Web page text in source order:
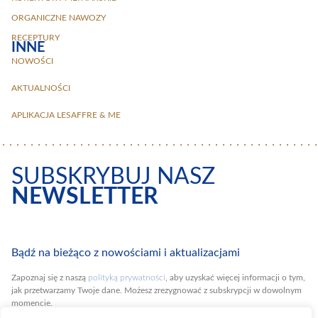
ORGANICZNE NAWOZY
RECEPTURY
INNE
NOWOŚCI
AKTUALNOŚCI
APLIKACJA LESAFFRE & ME
SUBSKRYBUJ NASZ
NEWSLETTER
Bądź na bieżąco z nowościami i aktualizacjami
Zapoznaj się z naszą polityką prywatności , aby uzyskać więcej informacji o tym,
jak przetwarzamy Twoje dane. Możesz zrezygnować z subskrypcji w dowolnym
momencie.